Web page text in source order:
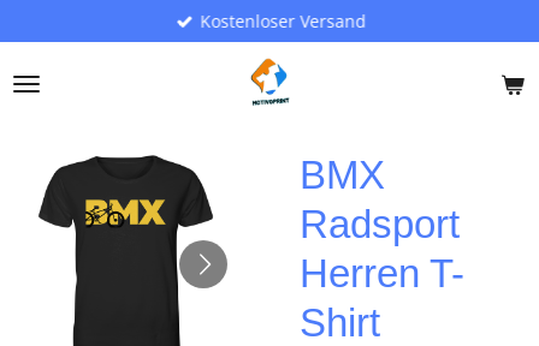
Hauptinhalt
springen
Kostenloser Versand
BMX
Radsport
Herren T-
Shirt